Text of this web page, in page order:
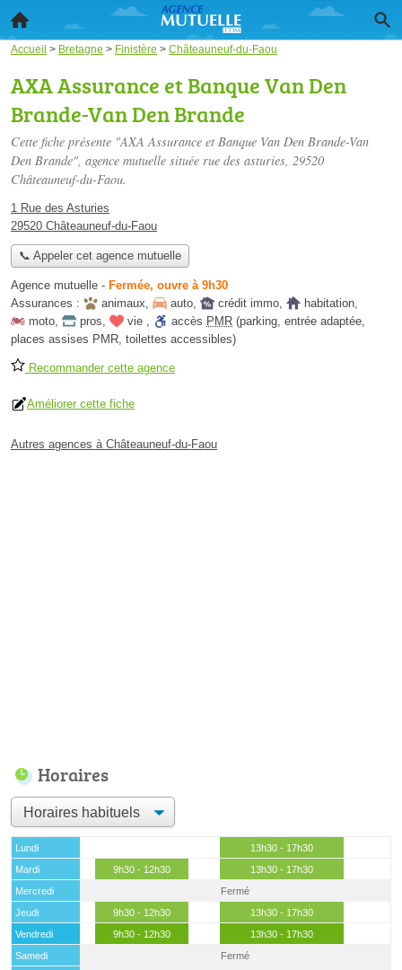
Accueil > Bretagne > Finistère > Châteauneuf-du-Faou
AXA Assurance et Banque Van Den
Brande-Van Den Brande
Cette fiche présente "AXA Assurance et Banque Van Den Brande-Van
Den Brande", agence mutuelle située rue des asturies, 29520
Châteauneuf-du-Faou.
1 Rue des Asturies
29520 Châteauneuf-du-Faou
📞 Appeler cet agence mutuelle
Agence mutuelle - Fermée, ouvre à 9h30
Assurances :
animaux, auto, crédit immo, habitation,
moto, pros, vie , accès PMR (parking, entrée adaptée,
places assises PMR, toilettes accessibles)
Recommander cette agence
Améliorer cette fiche
Autres agences à Châteauneuf-du-Faou
Horaires
Lundi
13h30 - 17h30
Mardi
9h30 - 12h30
13h30 - 17h30
Mercredi
Fermé
Jeudi
9h30 - 12h30
13h30 - 17h30
Vendredi
9h30 - 12h30
13h30 - 17h30
Samedi
Fermé